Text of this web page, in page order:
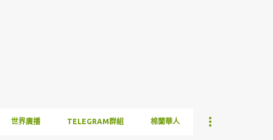
世界廣播 TELEGRAM群組 棉蘭華人